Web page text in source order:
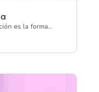
es la forma...